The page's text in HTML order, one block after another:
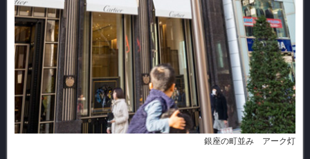
銀座の町並み アーク灯